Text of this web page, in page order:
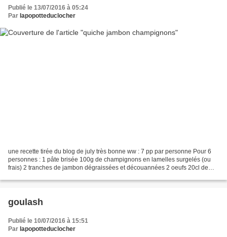
Publié le 13/07/2016 à 05:24
Par lapopotteduclocher
une recette tirée du blog de july très bonne ww : 7 pp par personne Pour 6
personnes : 1 pâte brisée 100g de champignons en lamelles surgelés (ou
frais) 2 tranches de jambon dégraissées et découannées 2 oeufs 20cl de
goulash
Publié le 10/07/2016 à 15:51
Par lapopotteduclocher